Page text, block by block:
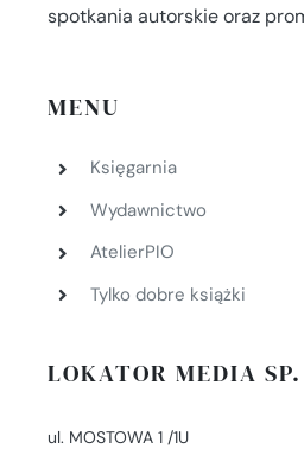
spotkania autorskie oraz
MENU
Księgarnia
Wydawnictwo
AtelierPIO
Tylko dobre książki
LOKATOR MEDIA
ul. MOSTOWA 1 /1U